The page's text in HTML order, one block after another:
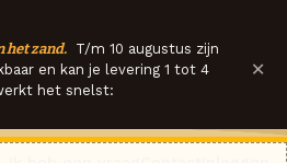
het zand. T/m 10 augustus zijn
en kan je levering 1 tot 4
het snelst:
×